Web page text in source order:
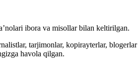
ibora va misollar bilan keltirilgan.
tarjimonlar, kopirayterlar,
havola qilgan.